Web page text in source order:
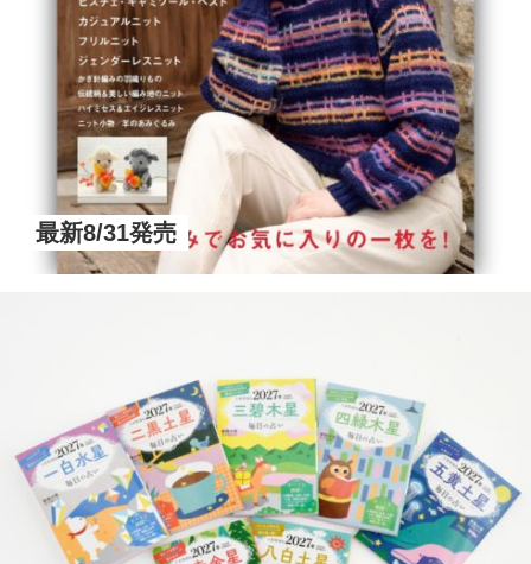
最新8/31発売